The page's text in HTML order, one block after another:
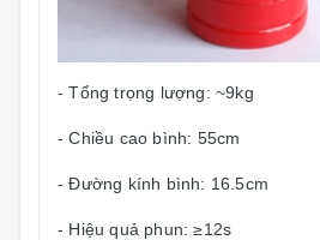
- Tổng trọng lượng: ~9kg
- Chiều cao bình: 55cm
- Đường kính bình: 16.5cm
- Hiệu quả phun: ≥12s